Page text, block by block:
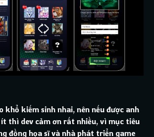
khổ kiếm sinh nhai, nên nếu được anh
thì dev cảm ơn rất nhiều, vì mục tiêu
đồng họa sĩ và nhà phát triển game